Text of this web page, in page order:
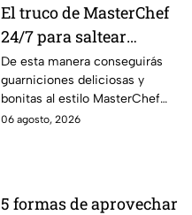
El truco de MasterChef
24/7 para saltear
verduras crujientes y
con mucho color
De esta manera conseguirás
guarniciones deliciosas y
bonitas al estilo MasterChef
24/7.
06 agosto, 2026
5 formas de aprovechar